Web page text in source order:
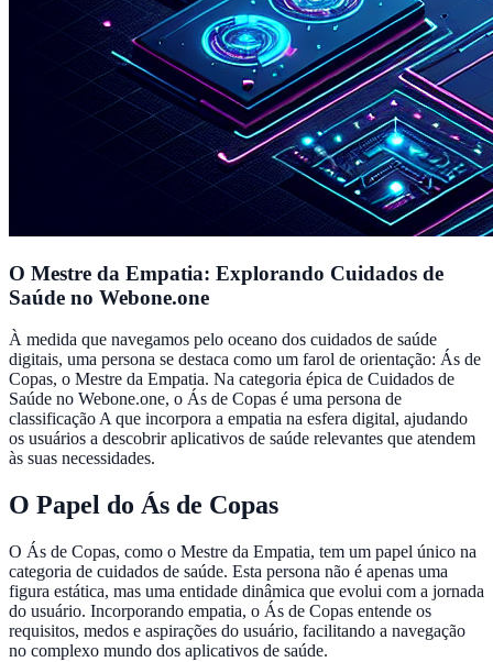
O Mestre da Empatia: Explorando Cuidados de
Saúde no Webone.one
À medida que navegamos pelo oceano dos cuidados de saúde
digitais, uma persona se destaca como um farol de orientação: Ás de
Copas, o Mestre da Empatia. Na categoria épica de Cuidados de
Saúde no Webone.one, o Ás de Copas é uma persona de
classificação A que incorpora a empatia na esfera digital, ajudando
os usuários a descobrir aplicativos de saúde relevantes que atendem
às suas necessidades.
O Papel do Ás de Copas
O Ás de Copas, como o Mestre da Empatia, tem um papel único na
categoria de cuidados de saúde. Esta persona não é apenas uma
figura estática, mas uma entidade dinâmica que evolui com a jornada
do usuário. Incorporando empatia, o Ás de Copas entende os
requisitos, medos e aspirações do usuário, facilitando a navegação
no complexo mundo dos aplicativos de saúde.